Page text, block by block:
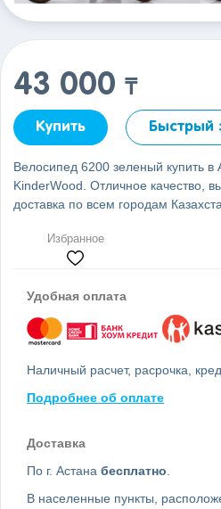
43 000 ₸
Купить Быстрый
Велосипед 6200 зеленый купить в
KinderWood. Отличное качество,
доставка по всем городам
Избранное
Удобная оплата
Наличный расчет, расрочка,
Подробнее об оплате
Доставка
По г. Астана бесплатно
В населенные пункты,